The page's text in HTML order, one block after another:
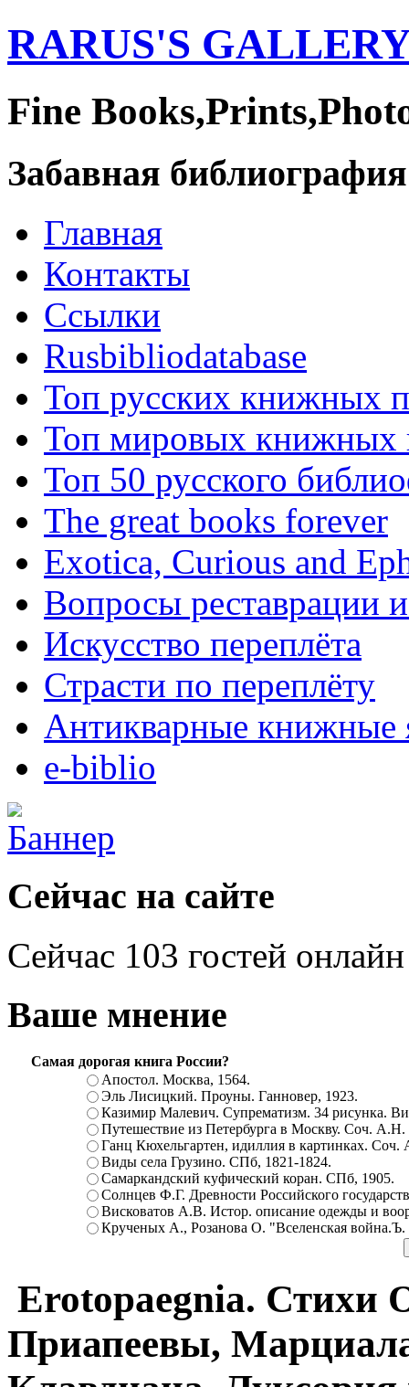
RARUS'S
Fine
Забавная библиография
Главная
Контакты
Ссылки
Rusbibliodatabase
Топ русских книжных
Топ мировых книжных
Топ 50 русского
The great books forever
Exotica, Curious and
Вопросы реставрации
Искусство переплёта
Страсти по переплёту
Антикварные книжные
e-biblio
Сейчас на сайте
Сейчас 103 гостей онлайн
Ваше мнение
Самая дорогая книга России?
Апостол. Москва, 1564.
Эль Лисицкий. Проуны. Ганновер, 1923.
Казимир Малевич. Супрематизм. 34 рисунка.
Путешествие из Петербурга в Москву. Соч.
Ганц Кюхельгартен, идиллия в картинках.
Виды села Грузино. СПб, 1821-1824.
Самаркандский куфический коран. СПб, 1905.
Солнцев Ф.Г. Древности Российского
Висковатов А.В. Истор. описание одежды и
Крученых А., Розанова О. "Вселенская
Erotopaegnia. Стихи
Приапеевы,